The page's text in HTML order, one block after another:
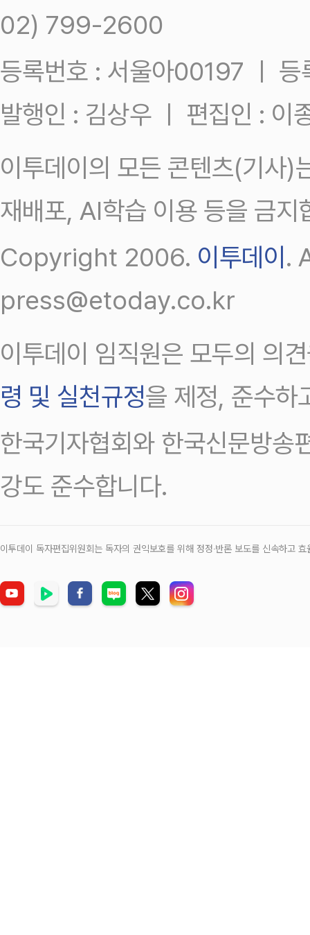
02) 799-2600
등록번호 : 서울아00197 ㅣ
발행인 : 김상우 ㅣ 편집인 : 이
이투데이의 모든 콘텐츠(기사)
재배포, AI학습 이용 등을 금지
Copyright 2006. 이투데이.
press@etoday.co.kr
이투데이 임직원은 모두의 의
령 및 실천규정을 제정, 준수하
한국기자협회와 한국신문방송
강도 준수합니다.
이투데이 독자편집위원회는 독자의 권익보호를 위해 정정‧반론 보도를 신속하고